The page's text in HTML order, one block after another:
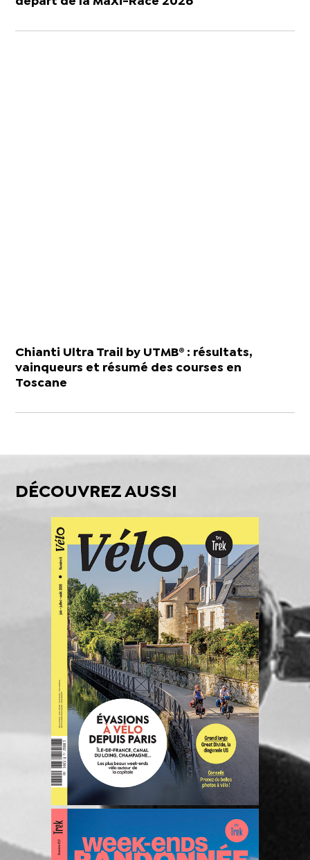
Chianti Ultra Trail by UTMB® : résultats,
vainqueurs et résumé des courses en
Toscane
DÉCOUVREZ AUSSI